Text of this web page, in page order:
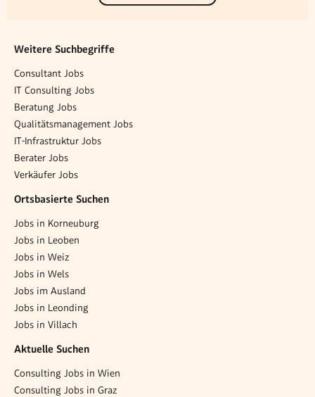
Weitere Suchbegriffe
Consultant Jobs
IT Consulting Jobs
Beratung Jobs
Qualitätsmanagement Jobs
IT-Infrastruktur Jobs
Berater Jobs
Verkäufer Jobs
Ortsbasierte Suchen
Jobs in Korneuburg
Jobs in Leoben
Jobs in Weiz
Jobs in Wels
Jobs im Ausland
Jobs in Leonding
Jobs in Villach
Aktuelle Suchen
Consulting Jobs in Wien
Consulting Jobs in Graz